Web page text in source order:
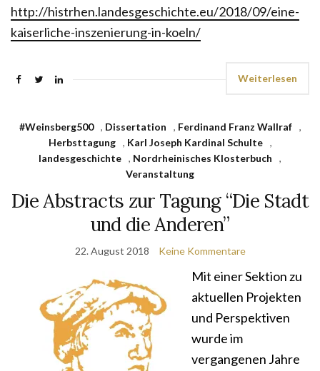
http://histrhen.landesgeschichte.eu/2018/09/eine-
kaiserliche-inszenierung-in-koeln/
Weiterlesen
#Weinsberg500 , Dissertation , Ferdinand Franz Wallraf
,
Herbsttagung
, Karl Joseph Kardinal Schulte
,
landesgeschichte , Nordrheinisches Klosterbuch
,
Veranstaltung
Die Abstracts zur Tagung “Die Stadt
und die Anderen”
22. August 2018 Keine Kommentare
Mit einer Sektion zu
aktuellen Projekten
und Perspektiven
wurde im
vergangenen Jahre